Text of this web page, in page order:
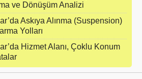
ve Dönüşüm Analizi
Askıya Alınma (Suspension)
Yolları
Hizmet Alanı, Çoklu Konum